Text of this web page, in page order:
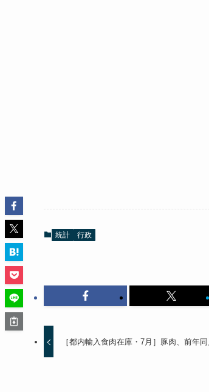
統計 行政
［都内輸入食肉在庫・7月］豚肉、前年